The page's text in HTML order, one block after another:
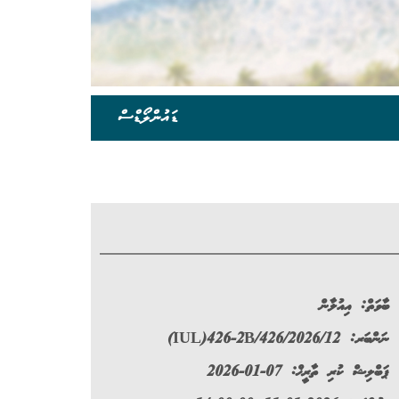
ޑައުންލޯޑްސް
ބާވަތް:އިއުލާން
ނަންބަރ:(IUL)426-2B/426/2026/12
ޕަބްލިޝް ކުރި ތާރީޚް: 07-01-2026